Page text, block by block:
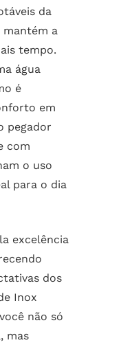
da
mantém a
tempo.
água
é
em
pegador
com
o uso
para o dia
excelência
dos
Inox
não só
mas